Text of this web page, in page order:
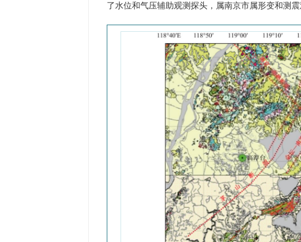
了水位和气压辅助观测探头，属南京市属形变和测震